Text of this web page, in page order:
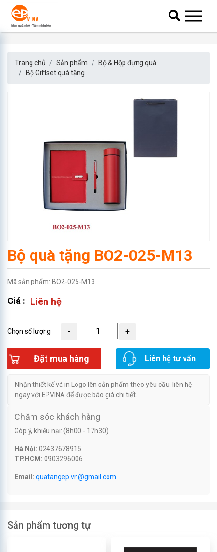
Trang chủ Sản phẩm
Bộ & Hộp đựng quà
Bộ Giftset quà tặng
Bộ quà tặng BO2-025-M13
Mã sản phẩm: BO2-025-M13
Giá : Liên hệ
Chọn số lượng
Đặt mua hàng Liên hệ tư vấn
Nhận thiết kế và in Logo lên sản phẩm theo yêu cầu, liên hệ
ngay với EPVINA để được báo giá chi tiết.
Chăm sóc khách hàng
Góp ý, khiếu nại: (8h00 - 17h30)
Hà Nội: 02437678915
TP.HCM: 0903296006
Email: quatangep.vn@gmail.com
Sản phẩm tương tự